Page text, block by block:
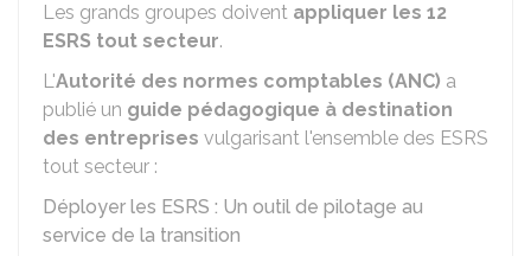
Les grands groupes doivent appliquer les 12
ESRS tout secteur.
L'Autorité des normes comptables (ANC) a
publié un guide pédagogique à destination
des entreprises vulgarisant l'ensemble des ESRS
tout secteur :
Déployer les ESRS : Un outil de pilotage au
service de la transition